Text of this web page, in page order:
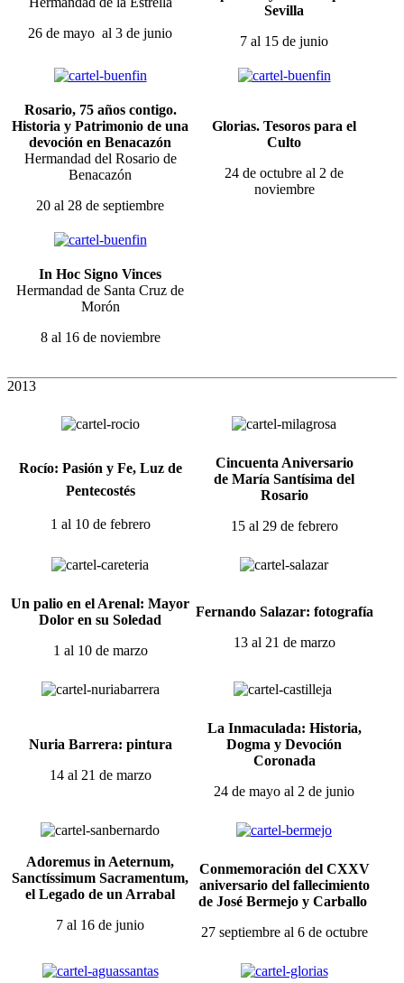
26 de mayo al 3 de junio
Sevilla
7 al 15 de junio
Rosario, 75 años contigo.
Historia y Patrimonio de una
devoción en Benacazón
Hermandad del Rosario de
Benacazón
20 al 28 de septiembre
Glorias. Tesoros para el
Culto
24 de octubre al 2 de
noviembre
In Hoc Signo Vinces
Hermandad de Santa Cruz de
Morón
8 al 16 de noviembre
2013
Rocío: Pasión y Fe, Luz de
Pentecostés
1 al 10 de febrero
Cincuenta Aniversario
de María Santísima del
Rosario
15 al 29 de febrero
Un palio en el Arenal: Mayor
Dolor en su Soledad
1 al 10 de marzo
Fernando Salazar: fotografía
13 al 21 de marzo
Nuria Barrera: pintura
14 al 21 de marzo
La Inmaculada: Historia,
Dogma y Devoción
Coronada
24 de mayo al 2 de junio
Adoremus in Aeternum,
Sanctíssimum Sacramentum,
el Legado de un Arrabal
7 al 16 de junio
Conmemoración del CXXV
aniversario del fallecimiento
de José Bermejo y Carballo
27 septiembre al 6 de octubre